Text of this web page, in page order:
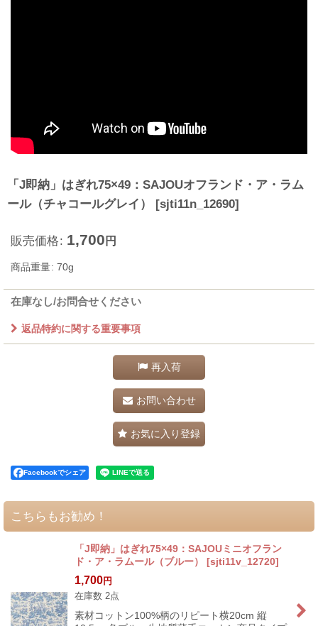
「J即納」はぎれ75×49：SAJOUオフランド・ア・ラム
ール（チャコールグレイ）
[sjti11n_12690]
販売価格: 1,700 円
商品重量: 70g
在庫なし/お問合せください
返品特約に関する重要事項
再入荷
お問い合わせ
お気に入り登録
Facebookでシェア
こちらもお勧め！
「J即納」はぎれ75×49：SAJOUミニオフラン
ド・ア・ラムール（ブルー）
[sjti11v_12720]
1,700円
在庫数 2点
素材コットン100%柄のリピート横20cm 縦